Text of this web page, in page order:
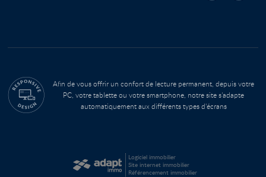
Afin de vous offrir un confort de lecture permanent, depuis votre
PC, votre tablette ou votre smartphone, notre site s’adapte
automatiquement aux différents types d'écrans
Logiciel immobilier
Site internet immobilier
Référencement immobilier